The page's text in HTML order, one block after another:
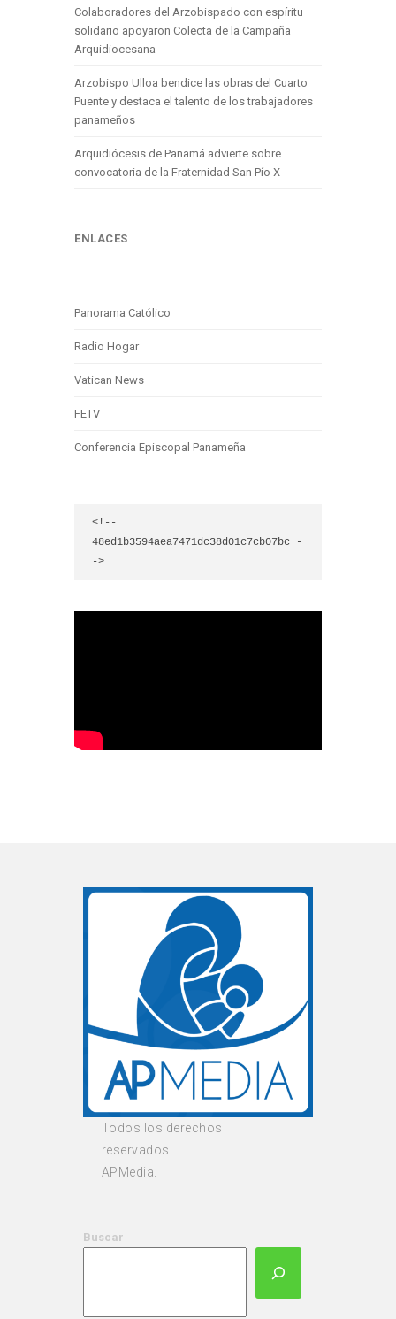
Colaboradores del Arzobispado con espíritu
solidario apoyaron Colecta de la Campaña
Arquidiocesana
Arzobispo Ulloa bendice las obras del Cuarto
Puente y destaca el talento de los trabajadores
panameños
Arquidiócesis de Panamá advierte sobre
convocatoria de la Fraternidad San Pío X
ENLACES
Panorama Católico
Radio Hogar
Vatican News
FETV
Conferencia Episcopal Panameña
<!--
48ed1b3594aea7471dc38d01c7cb07bc -
->
Todos los derechos
reservados.
APMedia.
Buscar